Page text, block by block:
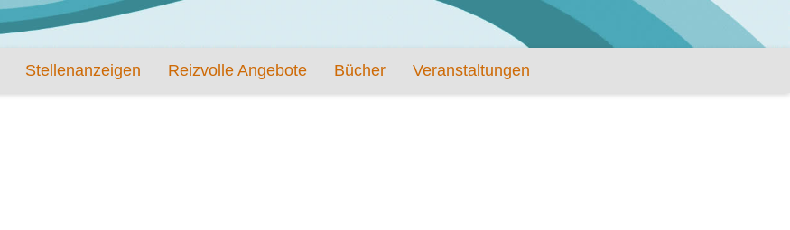
Stellenanzeigen Reizvolle Angebote Bücher Veranstaltungen